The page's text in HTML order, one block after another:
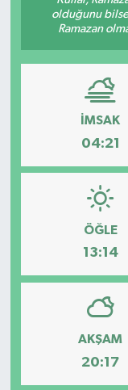
olduğunu
Ramazan
İMSAK
04:21
ÖĞLE
13:14
AKŞAM
20:17